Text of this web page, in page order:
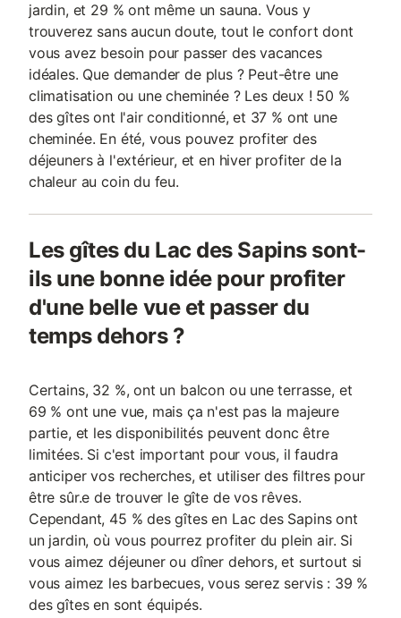
jardin, et 29 % ont même un sauna. Vous y
trouverez sans aucun doute, tout le confort dont
vous avez besoin pour passer des vacances
idéales. Que demander de plus ? Peut-être une
climatisation ou une cheminée ? Les deux ! 50 %
des gîtes ont l'air conditionné, et 37 % ont une
cheminée. En été, vous pouvez profiter des
déjeuners à l'extérieur, et en hiver profiter de la
chaleur au coin du feu.
Les gîtes du Lac des Sapins sont-
ils une bonne idée pour profiter
d'une belle vue et passer du
temps dehors ?
Certains, 32 %, ont un balcon ou une terrasse, et
69 % ont une vue, mais ça n'est pas la majeure
partie, et les disponibilités peuvent donc être
limitées. Si c'est important pour vous, il faudra
anticiper vos recherches, et utiliser des filtres pour
être sûr.e de trouver le gîte de vos rêves.
Cependant, 45 % des gîtes en Lac des Sapins ont
un jardin, où vous pourrez profiter du plein air. Si
vous aimez déjeuner ou dîner dehors, et surtout si
vous aimez les barbecues, vous serez servis : 39 %
des gîtes en sont équipés.